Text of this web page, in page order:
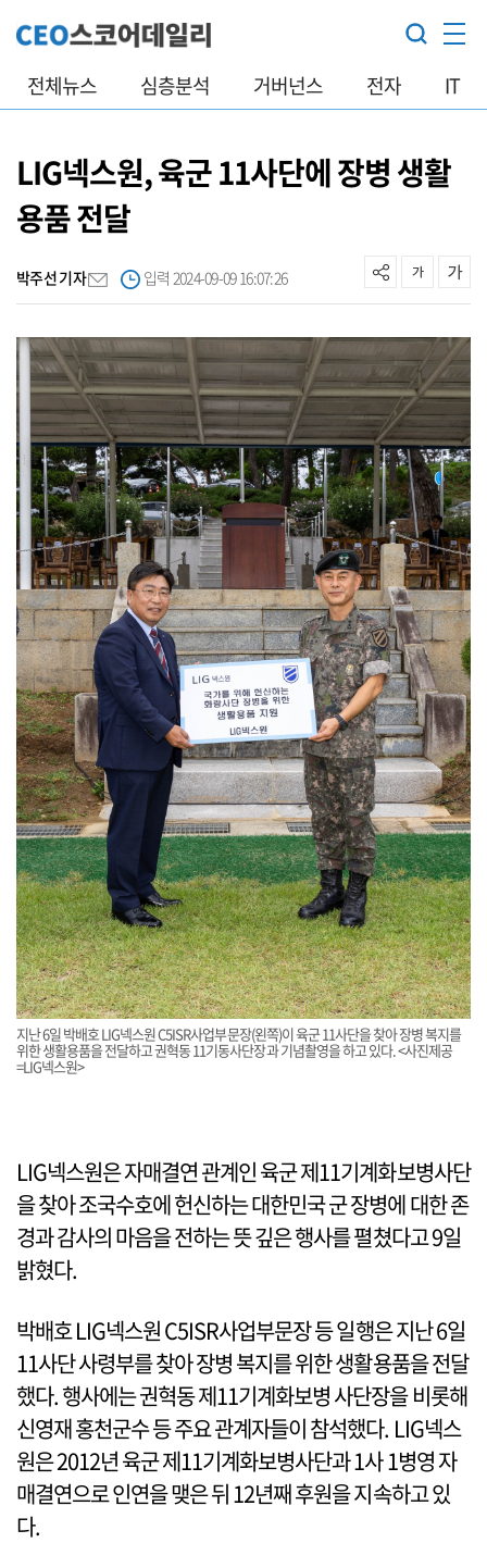
전체뉴스 심층분석 거버넌스 전자 IT
LIG넥스원, 육군 11사단에 장병 생활
용품 전달
박주선 기자 입력 2024-09-09 16:07:26
지난 6일 박배호 LIG넥스원 C5ISR사업부문장(왼쪽)이 육군 11사단을 찾아 장병 복지를
위한 생활용품을 전달하고 권혁동 11기동사단장과 기념촬영을 하고 있다. <사진제공
=LIG넥스원>
LIG넥스원은 자매결연 관계인 육군 제11기계화보병사단
을 찾아 조국수호에 헌신하는 대한민국 군 장병에 대한 존
경과 감사의 마음을 전하는 뜻 깊은 행사를 펼쳤다고 9일
밝혔다.
박배호 LIG넥스원 C5ISR사업부문장 등 일행은 지난 6일
11사단 사령부를 찾아 장병 복지를 위한 생활용품을 전달
했다. 행사에는 권혁동 제11기계화보병 사단장을 비롯해
신영재 홍천군수 등 주요 관계자들이 참석했다. LIG넥스
원은 2012년 육군 제11기계화보병사단과 1사 1병영 자
매결연으로 인연을 맺은 뒤 12년째 후원을 지속하고 있
다.